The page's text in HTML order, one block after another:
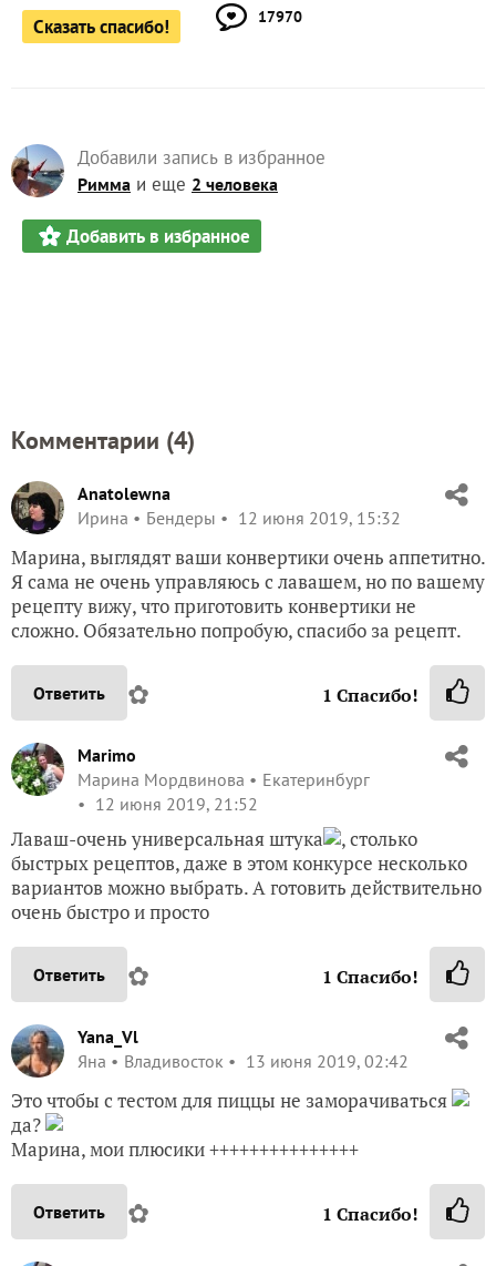
Сказать спасибо! 17970
Добавили запись в избранное
Римма и еще 2 человека
Добавить в избранное
Комментарии (4)
Anatolewna
Ирина
Бендеры 12 июня 2019, 15:32
Марина, выглядят ваши конвертики очень аппетитно.
Я сама не очень управляюсь с лавашем, но по вашему
рецепту вижу, что приготовить конвертики не
сложно. Обязательно попробую, спасибо за рецепт.
Ответить ✿ 1 Спасибо!
Marimo
Марина Мордвинова
Екатеринбург
12 июня 2019, 21:52
Лаваш-очень универсальная штука
, столько
быстрых рецептов, даже в этом конкурсе несколько
вариантов можно выбрать. А готовить действительно
очень быстро и просто
Ответить ✿ 1 Спасибо!
Yana_Vl
Яна
Владивосток 13 июня 2019, 02:42
Это чтобы с тестом для пиццы не заморачиваться
да?
Марина, мои плюсики +++++++++++++++
Ответить ✿ 1 Спасибо!